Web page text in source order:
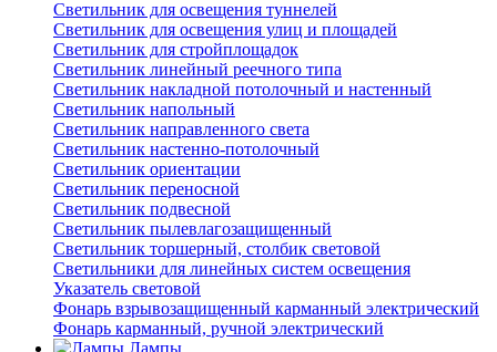
Светильник для освещения туннелей
Светильник для освещения улиц и площадей
Светильник для стройплощадок
Светильник линейный реечного типа
Светильник накладной потолочный и настенный
Светильник напольный
Светильник направленного света
Светильник настенно-потолочный
Светильник ориентации
Светильник переносной
Светильник подвесной
Светильник пылевлагозащищенный
Светильник торшерный, столбик световой
Светильники для линейных систем освещения
Указатель световой
Фонарь взрывозащищенный карманный электрический
Фонарь карманный, ручной электрический
Лампы